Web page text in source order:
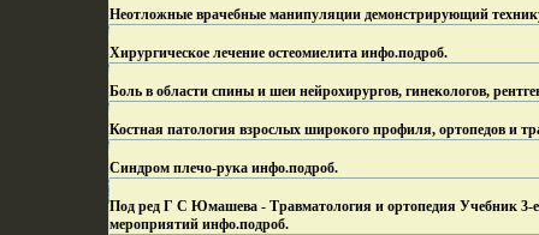
Неотложные врачебные манипуляции демонстрирующий
Хирургическое лечение остеомиелита инфо.подроб.
Боль в области спины и шеи нейрохирургов, гинекологов,
Костная патология взрослых широкого профиля, ортопедов и
Синдром плечо-рука инфо.подроб.
Под ред Г С Юмашева - Травматология и ортопедия Учебник 3-е
мероприятий инфо.подроб.